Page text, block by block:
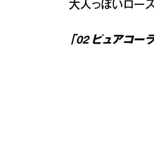
大人っぽいロー
「02 ピュアコー